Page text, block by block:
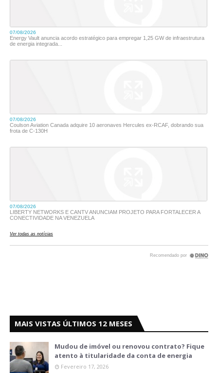
MAIS VISTAS ÚLTIMOS 12 MESES
Mudou de imóvel ou renovou contrato? Fique
atento à titularidade da conta de energia
Fevereiro 17, 2026